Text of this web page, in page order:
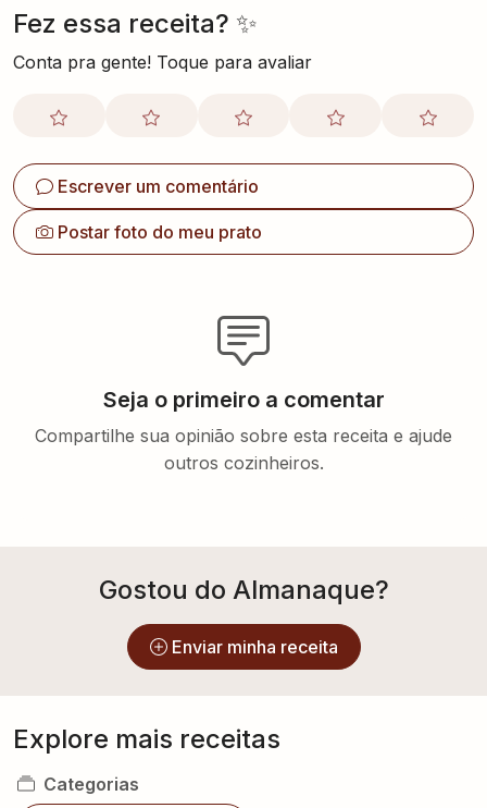
Fez essa receita? ✨
Conta pra gente! Toque para avaliar
Escrever um comentário
Postar foto do meu prato
Seja o primeiro a comentar
Compartilhe sua opinião sobre esta receita e ajude
outros cozinheiros.
Gostou do Almanaque?
Enviar minha receita
Explore mais receitas
Categorias